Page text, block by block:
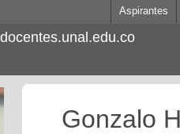
Aspirantes
docentes.unal.edu.co
Gonzalo